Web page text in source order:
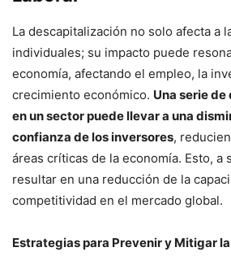
La descapitalización no solo afecta a
individuales; su impacto puede
economía, afectando el empleo, la
crecimiento económico. Una serie
en un sector puede llevar a una
confianza de los inversores,
áreas críticas de la economía. Esto, a
resultar en una reducción de la
competitividad en el mercado global.
Estrategias para Prevenir y Mitigar